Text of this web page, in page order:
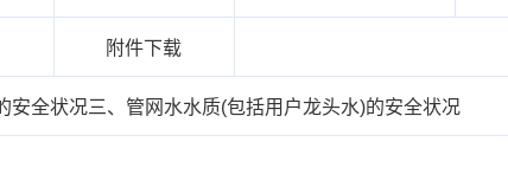
附件下载
全状况三、管网水水质(包括用户龙头水)的安全状况